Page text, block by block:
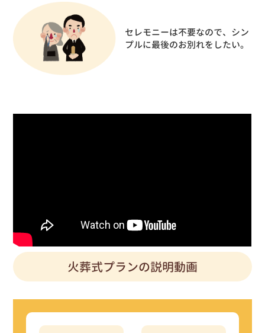
セレモニーは不要なので、シン
プルに最後のお別れをしたい。
火葬式プランの説明動画